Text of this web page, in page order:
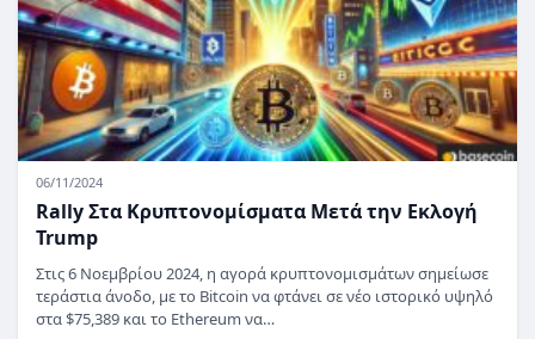
06/11/2024
Rally Στα Κρυπτονομίσματα Μετά την Εκλογή
Trump
Στις 6 Νοεμβρίου 2024, η αγορά κρυπτονομισμάτων σημείωσε
τεράστια άνοδο, με το Bitcoin να φτάνει σε νέο ιστορικό υψηλό
στα $75,389 και το Ethereum να…